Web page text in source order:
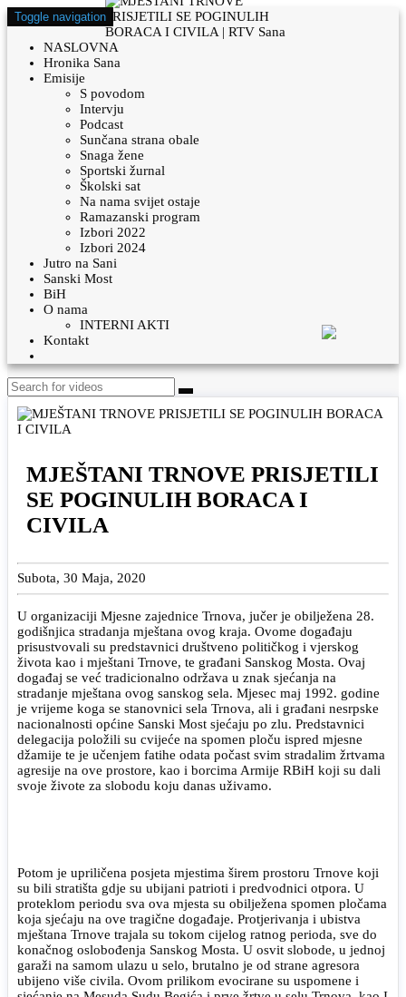
Toggle navigation
NASLOVNA
Hronika Sana
Emisije
S povodom
Intervju
Podcast
Sunčana strana obale
Snaga žene
Sportski žurnal
Školski sat
Na nama svijet ostaje
Ramazanski program
Izbori 2022
Izbori 2024
Jutro na Sani
Sanski Most
BiH
O nama
INTERNI AKTI
Kontakt
MJEŠTANI TRNOVE PRISJETILI
SE POGINULIH BORACA I
CIVILA
Subota, 30 Maja, 2020
U organizaciji Mjesne zajednice Trnova, jučer je obilježena 28.
godišnjica stradanja mještana ovog kraja. Ovome događaju
prisustvovali su predstavnici društveno političkog i vjerskog
života kao i mještani Trnove, te građani Sanskog Mosta. Ovaj
događaj se već tradicionalno održava u znak sjećanja na
stradanje mještana ovog sanskog sela. Mjesec maj 1992. godine
je vrijeme koga se stanovnici sela Trnova, ali i građani nesrpske
nacionalnosti općine Sanski Most sjećaju po zlu. Predstavnici
delegacija položili su cvijeće na spomen ploču ispred mjesne
džamije te je učenjem fatihe odata počast svim stradalim žrtvama
agresije na ove prostore, kao i borcima Armije RBiH koji su dali
svoje živote za slobodu koju danas uživamo.
Potom je upriličena posjeta mjestima širem prostoru Trnove koji
su bili stratišta gdje su ubijani patrioti i predvodnici otpora. U
proteklom periodu sva ova mjesta su obilježena spomen pločama
koja sjećaju na ove tragične događaje. Protjerivanja i ubistva
mještana Trnove trajala su tokom cijelog ratnog perioda, sve do
konačnog oslobođenja Sanskog Mosta. U osvit slobode, u jednoj
garaži na samom ulazu u selo, brutalno je od strane agresora
ubijeno više civila. Ovom prilikom evocirane su uspomene i